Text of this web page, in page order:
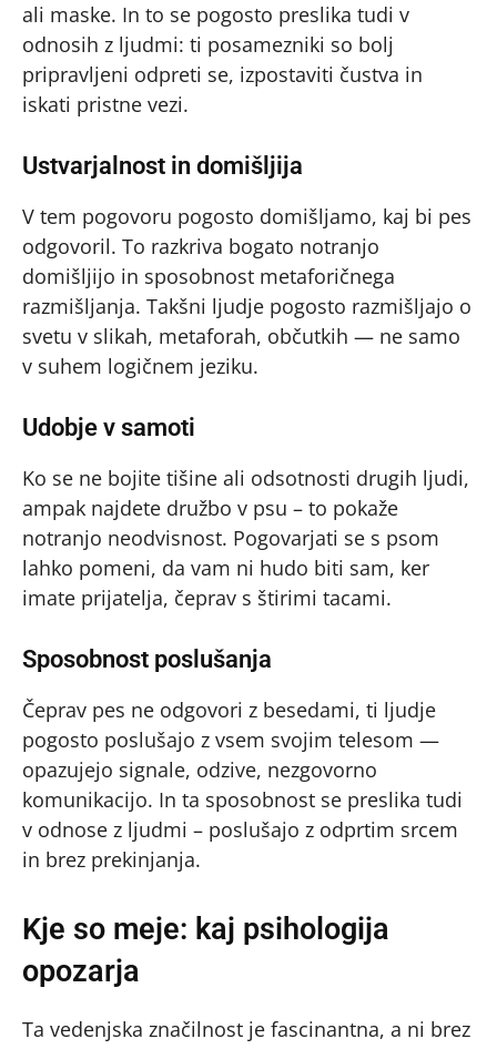
ali maske. In to se pogosto preslika tudi v
odnosih z ljudmi: ti posamezniki so bolj
pripravljeni odpreti se, izpostaviti čustva in
iskati pristne vezi.
Ustvarjalnost in domišljija
V tem pogovoru pogosto domišljamo, kaj bi pes
odgovoril. To razkriva bogato notranjo
domišljijo in sposobnost metaforičnega
razmišljanja. Takšni ljudje pogosto razmišljajo o
svetu v slikah, metaforah, občutkih — ne samo
v suhem logičnem jeziku.
Udobje v samoti
Ko se ne bojite tišine ali odsotnosti drugih ljudi,
ampak najdete družbo v psu – to pokaže
notranjo neodvisnost. Pogovarjati se s psom
lahko pomeni, da vam ni hudo biti sam, ker
imate prijatelja, čeprav s štirimi tacami.
Sposobnost poslušanja
Čeprav pes ne odgovori z besedami, ti ljudje
pogosto poslušajo z vsem svojim telesom —
opazujejo signale, odzive, nezgovorno
komunikacijo. In ta sposobnost se preslika tudi
v odnose z ljudmi – poslušajo z odprtim srcem
in brez prekinjanja.
Kje so meje: kaj psihologija
opozarja
Ta vedenjska značilnost je fascinantna, a ni brez